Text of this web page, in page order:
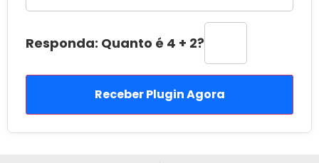
Responda: Quanto é 4 + 2?
Receber Plugin Agora